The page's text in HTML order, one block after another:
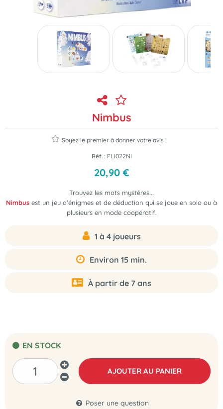
Nimbus
Soyez le premier à donner votre avis !
Réf. : FLI022NI
20,90 €
Trouvez les mots mystères...
Nimbus est un jeu d'énigmes et de déduction qui se joue en solo ou à
plusieurs en mode coopératif.
1 à 4 joueurs
Environ 15 min.
À partir de 7 ans
EN STOCK
AJOUTER AU PANIER
Poser une question